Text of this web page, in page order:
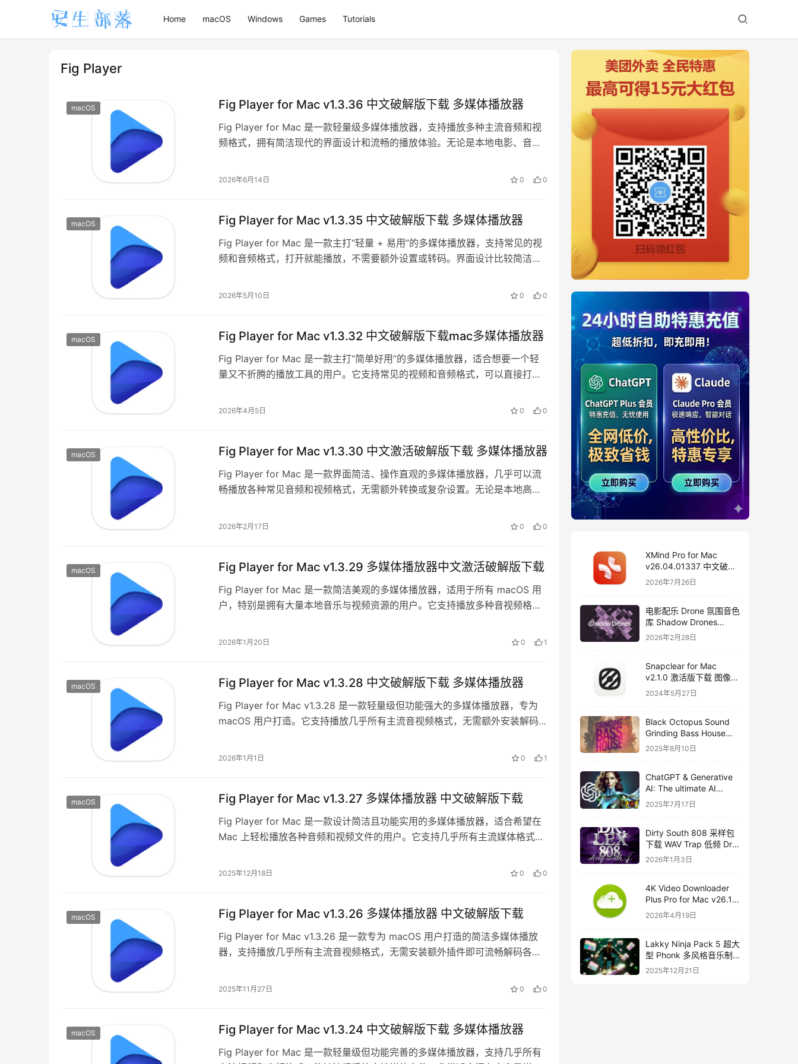
Home macOS Windows Games Tutorials
Fig Player
macOS Fig Player for Mac v1.3.36 中文破解版下载 多媒体播放器
Fig Player for Mac 是一款轻量级多媒体播放器，支持播放多种主流音频和视
频格式，拥有简洁现代的界面设计和流畅的播放体验。无论是本地电影、音乐
2026年6月14日 0 0
macOS Fig Player for Mac v1.3.35 中文破解版下载 多媒体播放器
Fig Player for Mac 是一款主打“轻量 + 易用”的多媒体播放器，支持常见的视
频和音频格式，打开就能播放，不需要额外设置或转码。界面设计比较简洁，
2026年5月10日 0 0
macOS Fig Player for Mac v1.3.32 中文破解版下载mac多媒体播放器
Fig Player for Mac 是一款主打“简单好用”的多媒体播放器，适合想要一个轻
量又不折腾的播放工具的用户。它支持常见的视频和音频格式，可以直接打开
2026年4月5日 0 0
macOS Fig Player for Mac v1.3.30 中文激活破解版下载 多媒体播放器
Fig Player for Mac 是一款界面简洁、操作直观的多媒体播放器，几乎可以流
畅播放各种常见音频和视频格式，无需额外转换或复杂设置。无论是本地高清
2026年2月17日 0 0
macOS Fig Player for Mac v1.3.29 多媒体播放器中文激活破解版下载
Fig Player for Mac 是一款简洁美观的多媒体播放器，适用于所有 macOS 用
户，特别是拥有大量本地音乐与视频资源的用户。它支持播放多种音视频格
2026年1月20日 0 1
macOS Fig Player for Mac v1.3.28 中文破解版下载 多媒体播放器
Fig Player for Mac v1.3.28 是一款轻量级但功能强大的多媒体播放器，专为
macOS 用户打造。它支持播放几乎所有主流音视频格式，无需额外安装解码
2026年1月1日 0 1
macOS Fig Player for Mac v1.3.27 多媒体播放器 中文破解版下载
Fig Player for Mac 是一款设计简洁且功能实用的多媒体播放器，适合希望在
Mac 上轻松播放各种音频和视频文件的用户。它支持几乎所有主流媒体格式，
2025年12月18日 0 0
macOS Fig Player for Mac v1.3.26 多媒体播放器 中文破解版下载
Fig Player for Mac v1.3.26 是一款专为 macOS 用户打造的简洁多媒体播放
器，支持播放几乎所有主流音视频格式，无需安装额外插件即可流畅解码各种
2025年11月27日 0 0
macOS Fig Player for Mac v1.3.24 中文破解版下载 多媒体播放器
Fig Player for Mac 是一款轻量级但功能完善的多媒体播放器，支持几乎所有
XMind Pro for Mac
v26.04.01337 中文破解
版下载 思维导图软件
2026年7月26日
电影配乐 Drone 氛围音色
库 Shadow Drones
Kontakt 采样库下载
2026年2月28日
Snapclear for Mac
v2.1.0 激活版下载 图像背
景删除软件
2024年5月27日
Black Octopus Sound
Grinding Bass House
WAV XFER RECORDS
2025年8月10日
ChatGPT & Generative
AI: The ultimate AI
course
2025年7月17日
Dirty South 808 采样包
下载 WAV Trap 低频 Dr
Lex 808 音色合集
2026年1月3日
4K Video Downloader
Plus Pro for Mac v26.1
中文破解版下载
2026年4月19日
Lakky Ninja Pack 5 超大
型 Phonk 多风格音乐制
作音源套装
2025年12月21日